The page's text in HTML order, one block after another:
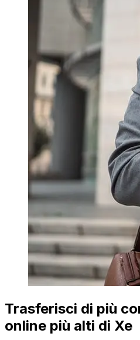
Trasferisci di più
online più alti di Xe